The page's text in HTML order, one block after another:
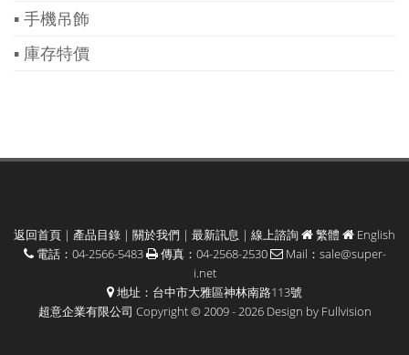
▪ 手機吊飾
▪ 庫存特價
返回首頁 | 產品目錄 | 關於我們 | 最新訊息 | 線上諮詢 繁體
English
電話：04-2566-5483
傳真：04-2568-2530 Mail： sale@super-
i.net
地址：台中市大雅區神林南路113號
超意企業有限公司 Copyright © 2009 - 2026 Design by Fullvision